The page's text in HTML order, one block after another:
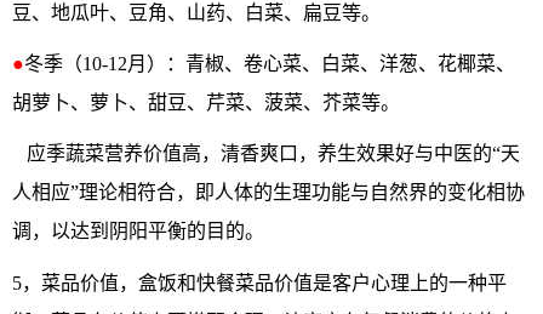
豆、地瓜叶、豆角、山药、白菜、扁豆等。
‌●冬季（10-12月）‌：青椒、卷心菜、白菜、洋葱、花椰菜、
胡萝卜、萝卜、甜豆、芹菜、菠菜、芥菜等。
应季蔬菜营养价值高，清香爽口，养生效果好与中医的“天
人相应”理论相符合，即人体的生理功能与自然界的变化相协
调，以达到阴阳平衡的目的。
5，菜品价值，盒饭和快餐菜品价值是客户心理上的一种平